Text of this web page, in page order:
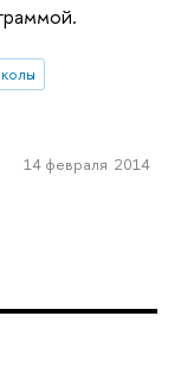
14 февраля 2014